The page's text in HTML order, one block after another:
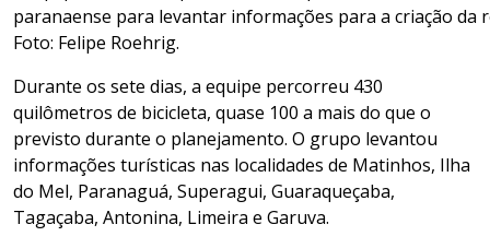
paranaense para levantar informações para a criação da
Foto: Felipe Roehrig.
Durante os sete dias, a equipe percorreu 430
quilômetros de bicicleta, quase 100 a mais do que o
previsto durante o planejamento. O grupo levantou
informações turísticas nas localidades de Matinhos, Ilha
do Mel, Paranaguá, Superagui, Guaraqueçaba,
Tagaçaba, Antonina, Limeira e Garuva.